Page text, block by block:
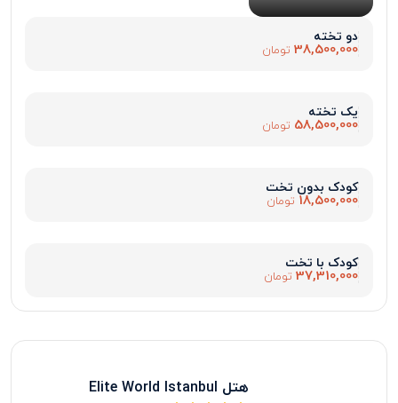
دو تخته
38,500,000 تومان
یک تخته
58,500,000 تومان
کودک بدون تخت
18,500,000 تومان
کودک با تخت
37,310,000 تومان
هتل Elite World Istanbul